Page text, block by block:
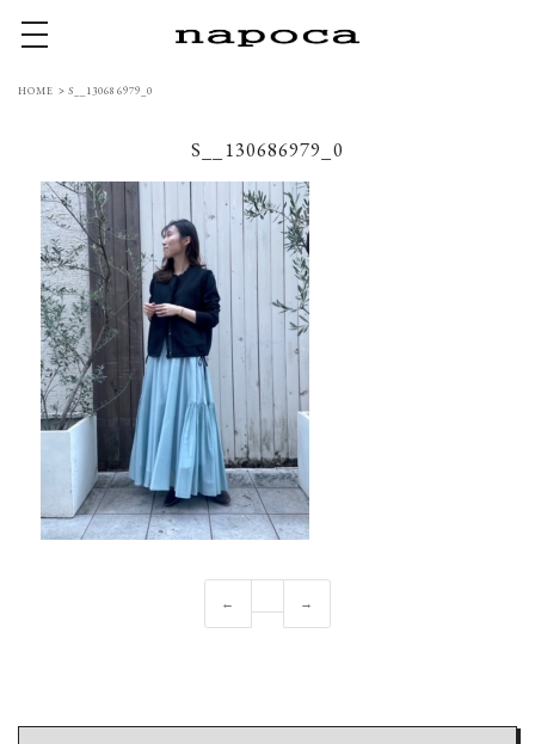
toggle navigation
HOME >S__130686979_0
S__130686979_0
← →